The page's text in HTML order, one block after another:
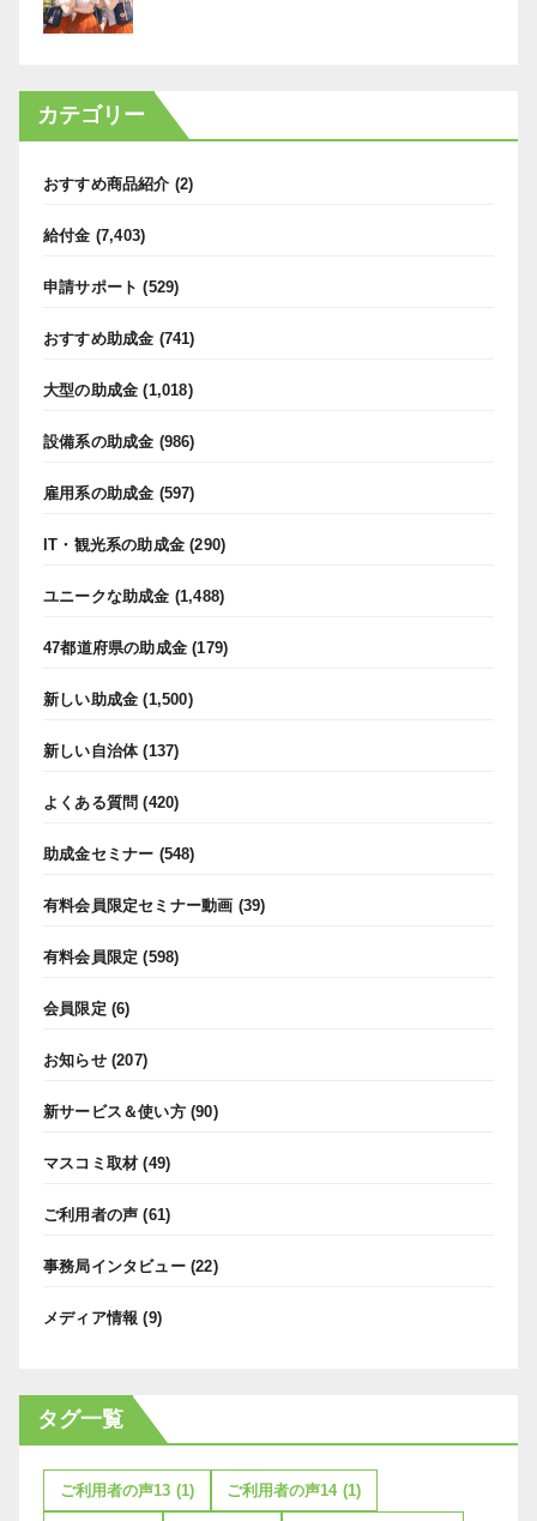
カテゴリー
おすすめ商品紹介 (2)
給付金 (7,403)
申請サポート (529)
おすすめ助成金 (741)
大型の助成金 (1,018)
設備系の助成金 (986)
雇用系の助成金 (597)
IT・観光系の助成金 (290)
ユニークな助成金 (1,488)
47都道府県の助成金 (179)
新しい助成金 (1,500)
新しい自治体(137)
よくある質問 (420)
助成金セミナー (548)
有料会員限定セミナー動画 (39)
有料会員限定 (598)
会員限定 (6)
お知らせ(207)
新サービス＆使い方(90)
マスコミ取材 (49)
ご利用者の声 (61)
事務局インタビュー(22)
メディア情報 (9)
タグ一覧
ご利用者の声13 (1) ご利用者の声14 (1)